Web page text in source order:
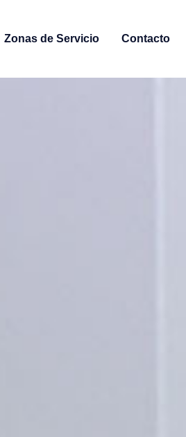
Zonas de Servicio Contacto